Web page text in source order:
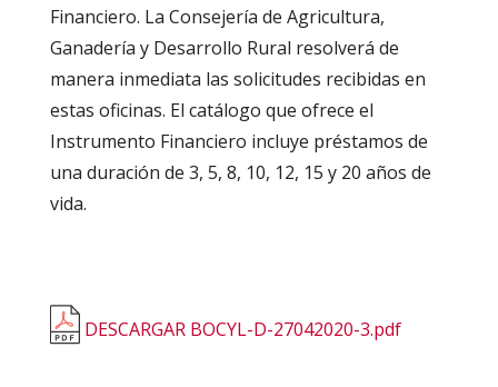
Financiero. La Consejería de Agricultura,
Ganadería y Desarrollo Rural resolverá de
manera inmediata las solicitudes recibidas en
estas oficinas. El catálogo que ofrece el
Instrumento Financiero incluye préstamos de
una duración de 3, 5, 8, 10, 12, 15 y 20 años de
vida.
DESCARGAR BOCYL-D-27042020-3.pdf